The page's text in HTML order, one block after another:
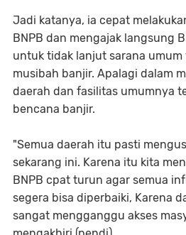
Jadi katanya, ia cepat
BNPB dan mengajak langsung
untuk tidak lanjut sarana umum
musibah banjir. Apalagi dalam
daerah dan fasilitas umumnya
bencana banjir.
"Semua daerah itu pasti
sekarang ini. Karena itu kita
BNPB cpat turun agar semua
segera bisa diperbaiki, Karena
sangat mengganggu akses